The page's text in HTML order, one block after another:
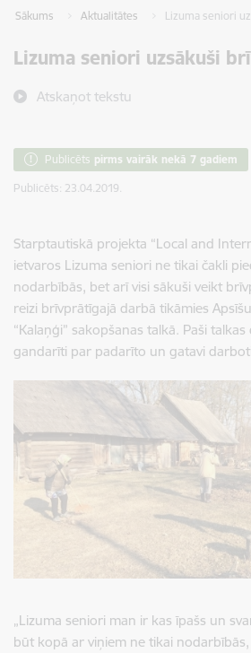
Sākums Aktualitātes Lizuma seniori
Lizuma seniori uzsākuši
Atskaņot tekstu
Publicēts pirms vairāk nekā 7 gadiem
Publicēts: 23.04.2019.
Starptautiskā projekta “Local and
ietvaros Lizuma seniori ne tikai čakli
nodarbībās, bet arī visi sākuši veikt
reizi brīvprātīgajā darbā tikāmies
“Kalaņģi” sakopšanas talkā. Paši
gandarīti par padarīto un gatavi
„Lizuma seniori man ir kas īpašs un
būt kopā ar viņiem ne tikai